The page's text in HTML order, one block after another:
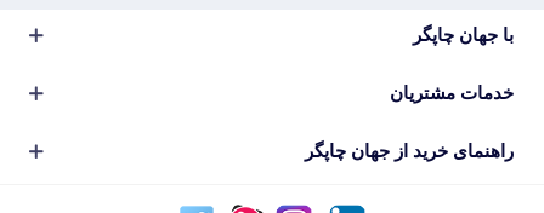
با جهان چاپگر
خدمات مشتریان
راهنمای خرید از جهان چاپگر